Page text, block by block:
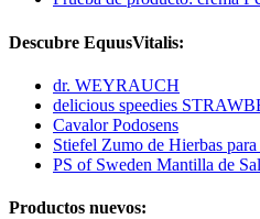
Descubre EquusVitalis:
dr. WEYRAUCH
delicious speedies
Cavalor Podosens
Stiefel Zumo de Hierbas
PS of Sweden Mantilla de
Productos nuevos: